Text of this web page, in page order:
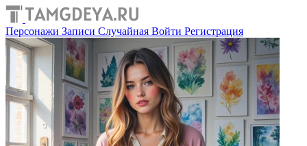
Персонажи Записи Случайная Войти Регистрация